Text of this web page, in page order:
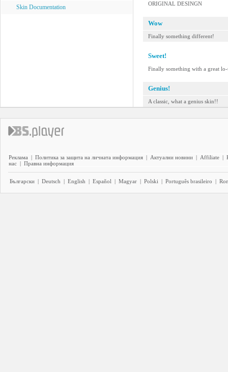
Skin Documentation ORIGINAL DESINGN
Wow
Finally something different!
Sweet!
Finally something with a great
Genius!
A classic, what a genius skin!!
Реклама | Политика за защита на личната информация | Актуални новини | Affiliate |
нас | Правна информация
Български | Deutsch | English | Español | Magyar | Polski | Português brasileiro |